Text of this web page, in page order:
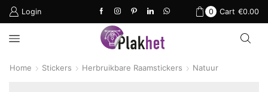
Login 0 Cart €0.00
Home Stickers Herbruikbare Raamstickers Natuur